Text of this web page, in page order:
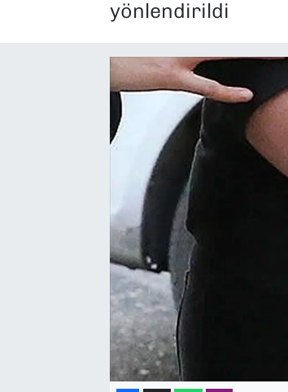
yönlendirildi
TEKNOLOJİ
YEREL YÖNETİMLER